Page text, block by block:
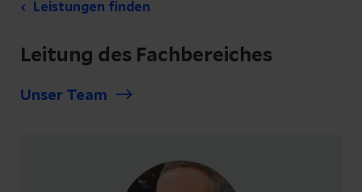
Leistungen finden
Leitung des Fachbereiches
Unser Team